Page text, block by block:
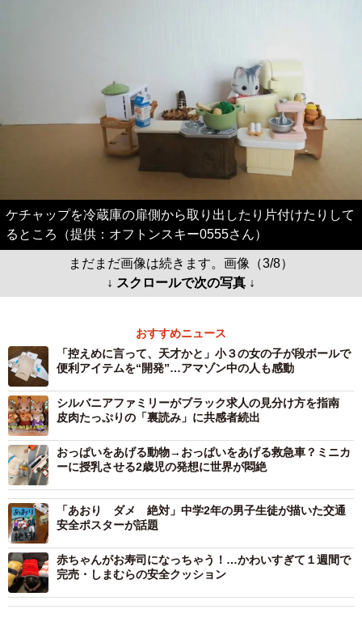
ケチャップを冷蔵庫の扉側から取り出したり片付けたりして
るところ（提供：オフトンスキー0555さん）
まだまだ画像は続きます。画像（3/8）
↓ スクロールで次の写真 ↓
おすすめニュース
「控えめに言って、天才かと」小３の女の子が段ボールで
便利アイテムを“開発”…アマゾン中の人も感動
シルバニアファミリーがブラック求人の見分け方を指南
皮肉たっぷりの「裏読み」に共感者続出
おっぱいをあげる動物→おっぱいをあげる救急車？ミニカ
ーに授乳させる2歳児の発想に世界が悶絶
「あおり ダメ 絶対」中学2年の男子生徒が描いた交通
安全ポスターが話題
赤ちゃんがお寿司になっちゃう！…かわいすぎて１週間で
完売・しまむらの安全クッション